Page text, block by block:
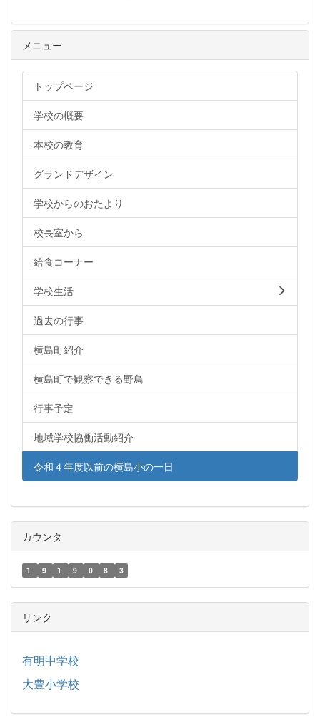
メニュー
トップページ
学校の概要
本校の教育
グランドデザイン
学校からのおたより
校長室から
給食コーナー
学校生活
過去の行事
横島町紹介
横島町で観察できる野鳥
行事予定
地域学校協働活動紹介
令和４年度以前の横島小の一日
カウンタ
1 9 1 9 0 8 3
リンク
有明中学校
大豊小学校